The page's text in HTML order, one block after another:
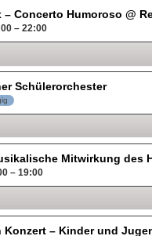
– Concerto Humoroso@
– 22:00
Schülerorchester
Mitwirkung des
– 19:00
Konzert – Kinder und